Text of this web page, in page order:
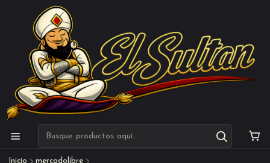
Inicio
mercadolibre